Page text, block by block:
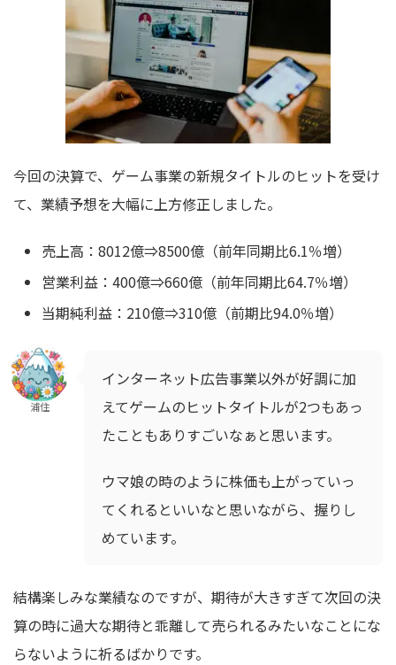
今回の決算で、ゲーム事業の新規タイトルのヒットを受け
て、業績予想を大幅に上方修正しました。
売上高：8012億⇒8500億（前年同期比6.1％増）
営業利益：400億⇒660億（前年同期比64.7％増）
当期純利益：210億⇒310億（前期比94.0％増）
浦住
インターネット広告事業以外が好調に加
えてゲームのヒットタイトルが2つもあっ
たこともありすごいなぁと思います。
ウマ娘の時のように株価も上がっていっ
てくれるといいなと思いながら、握りし
めています。
結構楽しみな業績なのですが、期待が大きすぎて次回の決
算の時に過大な期待と乖離して売られるみたいなことにな
らないように祈るばかりです。